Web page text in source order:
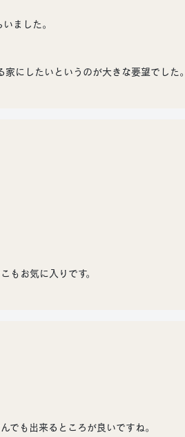
ました。
にしたいというのが大きな要望でした。
もお気に入りです。
でも出来るところが良いですね。